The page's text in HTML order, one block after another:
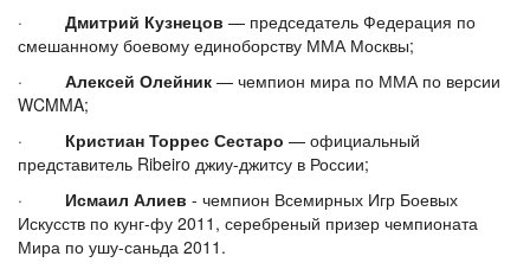
· Дмитрий Кузнецов — председатель Федерация по
смешанному боевому единоборству ММА Москвы;
· Алексей Олейник — чемпион мира по ММА по версии
WCMMA;
· Кристиан Торрес Сестаро — официальный
представитель Ribeiro джиу-джитсу в России;
· Исмаил Алиев - чемпион Всемирных Игр Боевых
Искусств по кунг-фу 2011, серебреный призер чемпионата
Мира по ушу-саньда 2011.